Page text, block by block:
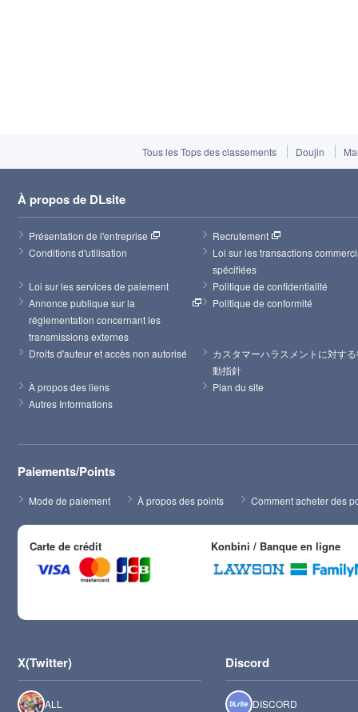
Tous les Tops des classements Doujin
À propos de DLsite
Présentation de l'entreprise
Recrutement
Conditions d'utilisation
Loi sur les transactions
spécifiées
Loi sur les services de paiement
Politique de confidentialité
Annonce publique sur la
réglementation concernant les
transmissions externes
Politique de conformité
Droits d'auteur et accès non autorisé
カスタマーハラスメントに対す
動指針
À propos des liens
Plan du site
Autres Informations
Paiements/Points
Mode de paiement À propos des points Comment acheter des
Carte de crédit Konbini / Banque en ligne
X(Twitter)
ALL
Discord
DISCORD